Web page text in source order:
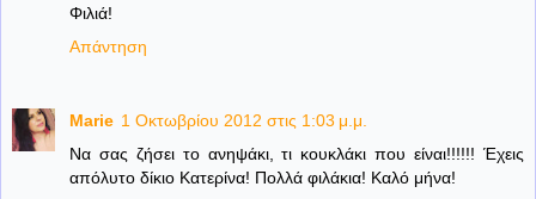
Φιλιά!
Απάντηση
Marie 1 Οκτωβρίου 2012 στις 1:03 μ.μ.
Να σας ζήσει το ανηψάκι, τι κουκλάκι που είναι!!!!!! Έχεις
απόλυτο δίκιο Κατερίνα! Πολλά φιλάκια! Καλό μήνα!